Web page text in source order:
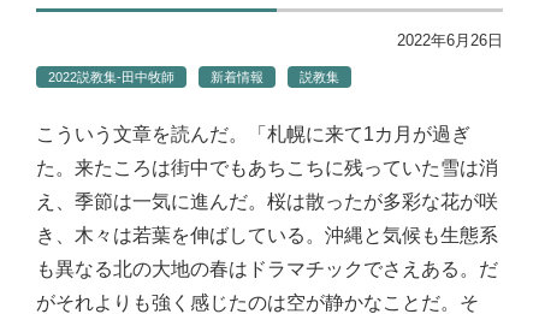
2022年6月26日
2022説教集-田中牧師 新着情報 説教集
こういう文章を読んだ。「札幌に来て1カ月が過ぎ
た。来たころは街中でもあちこちに残っていた雪は消
え、季節は一気に進んだ。桜は散ったが多彩な花が咲
き、木々は若葉を伸ばしている。沖縄と気候も生態系
も異なる北の大地の春はドラマチックでさえある。だ
がそれよりも強く感じたのは空が静かなことだ。そ